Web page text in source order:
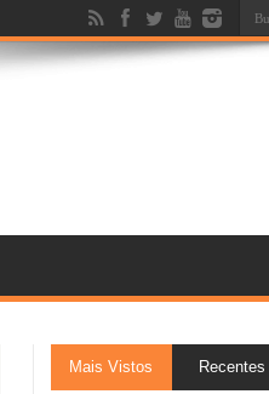
Mais Vistos Recentes